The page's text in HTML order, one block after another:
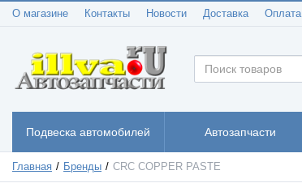
О магазине Контакты Новости Доставка Оплата
Подвеска автомобилей Автозапчасти
Главная Бренды CRC COPPER PASTE